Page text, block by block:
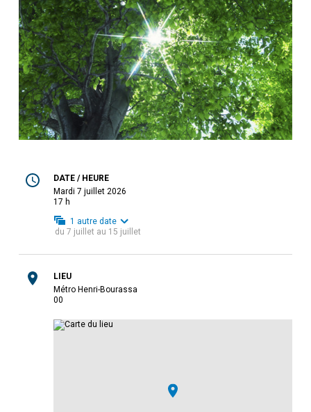
DATE / HEURE
mardi 7 juillet 2026
17 h
1 autre date
du 7 juillet au 15 juillet
LIEU
Métro Henri-Bourassa
00